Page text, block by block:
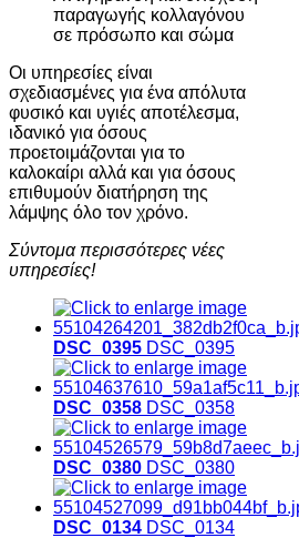
παραγωγής κολλαγόνου
σε πρόσωπο και σώμα
Οι υπηρεσίες είναι
σχεδιασμένες για ένα απόλυτα
φυσικό και υγιές αποτέλεσμα,
ιδανικό για όσους
προετοιμάζονται για το
καλοκαίρι αλλά και για όσους
επιθυμούν διατήρηση της
λάμψης όλο τον χρόνο.
Σύντομα περισσότερες νέες
υπηρεσίες!
DSC_0395 DSC_0395
DSC_0358 DSC_0358
DSC_0380 DSC_0380
DSC_0134 DSC_0134